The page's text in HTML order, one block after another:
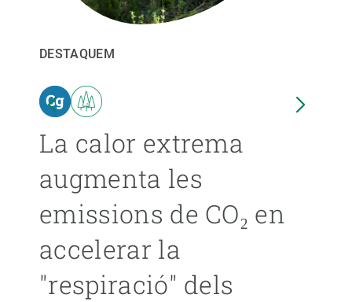
DESTAQUEM
La calor extrema
augmenta les
emissions de CO₂ en
accelerar la
"respiració" dels